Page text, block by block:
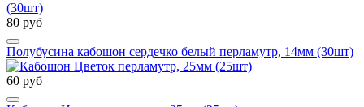
80 руб
Полубусина кабошон сердечко белый перламутр, 14мм (30шт)
60 руб